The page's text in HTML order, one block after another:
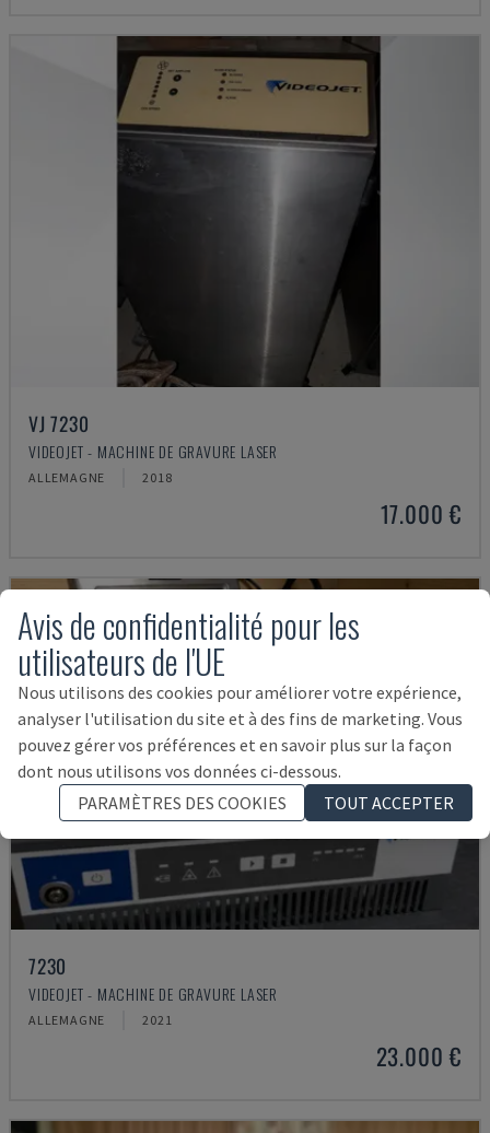
VJ 7230
VIDEOJET - MACHINE DE GRAVURE LASER
ALLEMAGNE 2018
17.000 €
7230
VIDEOJET - MACHINE DE GRAVURE LASER
ALLEMAGNE 2021
23.000 €
Avis de confidentialité pour les
utilisateurs de l'UE
Nous utilisons des cookies pour améliorer votre expérience,
analyser l'utilisation du site et à des fins de marketing. Vous
pouvez gérer vos préférences et en savoir plus sur la façon
dont nous utilisons vos données ci-dessous.
PARAMÈTRES DES COOKIES
TOUT ACCEPTER